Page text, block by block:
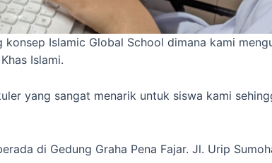
konsep Islamic Global School dimana kami
Islami.
yang sangat menarik untuk siswa kami
di Gedung Graha Pena Fajar. Jl. Urip